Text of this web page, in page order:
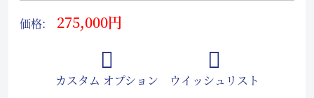
価格: 275,000円
カスタム オプション ウイッシュリスト